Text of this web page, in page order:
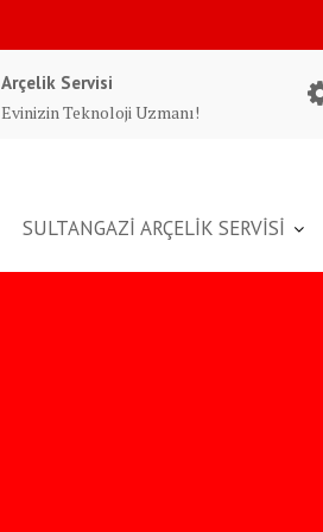
Arçelik Servisi
Evinizin Teknoloji Uzmanı!
SULTANGAZİ ARÇELİK SERVİSİ